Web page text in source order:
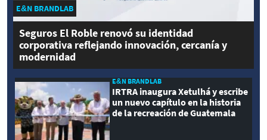
E&N BRANDLAB
Seguros El Roble renovó su identidad
corporativa reflejando innovación, cercanía y
modernidad
E&N BRANDLAB
IRTRA inaugura Xetulhá y escribe
un nuevo capítulo en la historia
de la recreación de Guatemala